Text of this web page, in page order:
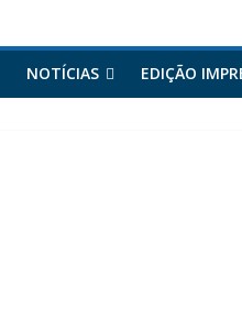
NOTÍCIAS EDIÇÃO